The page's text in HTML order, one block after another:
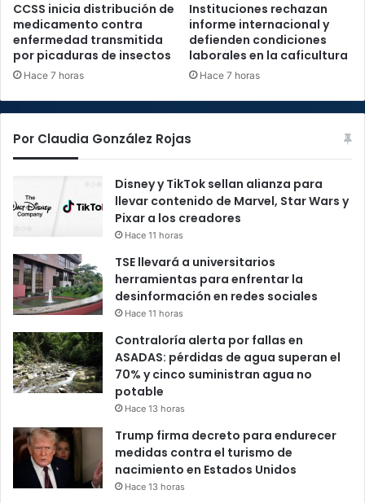
CCSS inicia distribución de
medicamento contra
enfermedad transmitida
por picaduras de insectos
Hace 7 horas
Instituciones rechazan
informe internacional y
defienden condiciones
laborales en la caficultura
Hace 7 horas
Por Claudia González Rojas
Disney y TikTok sellan alianza para
llevar contenido de Marvel, Star Wars y
Pixar a los creadores
Hace 11 horas
TSE llevará a universitarios
herramientas para enfrentar la
desinformación en redes sociales
Hace 11 horas
Contraloría alerta por fallas en
ASADAS: pérdidas de agua superan el
70% y cinco suministran agua no
potable
Hace 13 horas
Trump firma decreto para endurecer
medidas contra el turismo de
nacimiento en Estados Unidos
Hace 13 horas